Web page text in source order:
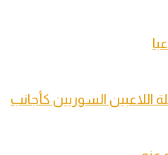
اللاعبين السوريين كأجانب